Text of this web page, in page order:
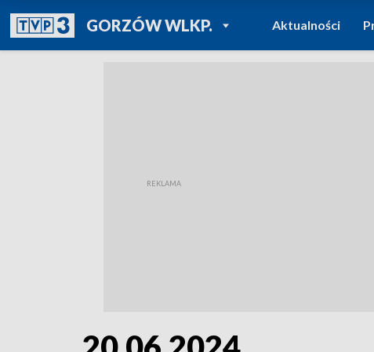
GORZÓW WLKP.POWRÓT DO
TVP REGIONY
Aktualności